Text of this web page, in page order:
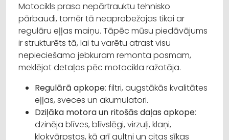
Motocikls prasa nepārtrauktu tehnisko
pārbaudi, tomēr tā neaprobežojas tikai ar
regulāru eļļas maiņu. Tāpēc mūsu piedāvājums
ir strukturēts tā, lai tu varētu atrast visu
nepieciešamo jebkuram remonta posmam,
meklējot detaļas pēc motocikla ražotāja.
Regulārā apkope: filtri, augstākās kvalitātes
eļļas, sveces un akumulatori.
Dziļāka motora un ritošās daļas apkope:
dzinēja blīves, blīvslēgi, virzuļi, klaņi,
kloķvārpstas, kā arī gultņi un citas sīkas